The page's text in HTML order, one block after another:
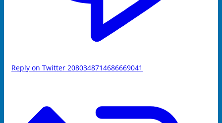
Reply on Twitter 2080348714686669041